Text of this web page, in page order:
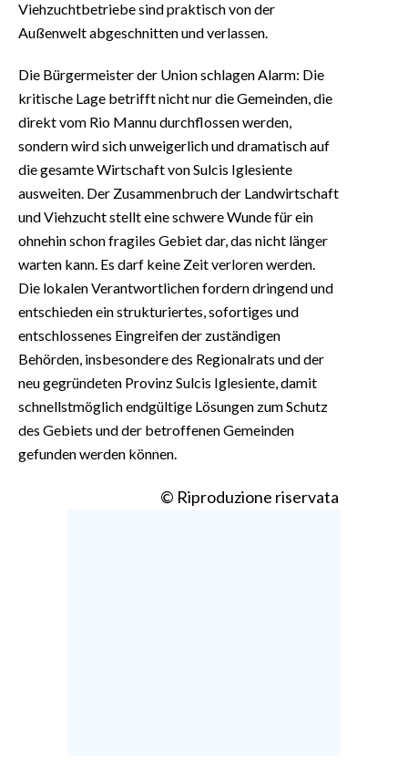
Viehzuchtbetriebe sind praktisch von der
Außenwelt abgeschnitten und verlassen.
Die Bürgermeister der Union schlagen Alarm: Die
kritische Lage betrifft nicht nur die Gemeinden, die
direkt vom Rio Mannu durchflossen werden,
sondern wird sich unweigerlich und dramatisch auf
die gesamte Wirtschaft von Sulcis Iglesiente
ausweiten. Der Zusammenbruch der Landwirtschaft
und Viehzucht stellt eine schwere Wunde für ein
ohnehin schon fragiles Gebiet dar, das nicht länger
warten kann. Es darf keine Zeit verloren werden.
Die lokalen Verantwortlichen fordern dringend und
entschieden ein strukturiertes, sofortiges und
entschlossenes Eingreifen der zuständigen
Behörden, insbesondere des Regionalrats und der
neu gegründeten Provinz Sulcis Iglesiente, damit
schnellstmöglich endgültige Lösungen zum Schutz
des Gebiets und der betroffenen Gemeinden
gefunden werden können.
© Riproduzione riservata